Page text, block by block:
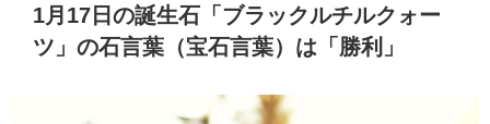
1月17日の誕生石「ブラックルチルクォー
ツ」の石言葉（宝石言葉）は「勝利」